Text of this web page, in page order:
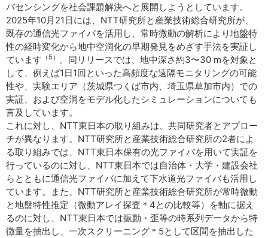
バセンシングを社会課題解決へと展開しようとしています。
2025年10月21日には、NTT研究所と産業技術総合研究所が、
既存の通信光ファイバを活用し、常時微動の解析により地盤特
性の経時変化から地中空洞化の早期発見をめざす手法を実証し
ています （5） 。同リリースでは、地中深さ約3〜30 mを対象と
して、例えば1日1回といった高頻度な遠隔モニタリングの可能
性や、実験エリア（茨城県つくば市内、埼玉県草加市内）での
実証、および空洞をモデル化したシミュレーションについても
言及しています。
これに対し、NTT東日本の取り組みは、共同研究者とアプロー
チが異なります。NTT研究所と産業技術総合研究所の2者によ
る取り組みでは、NTT東日本保有の光ファイバを用いて実証を
行っているのに対し、NTT東日本では自治体・大学・建設会社
らとともに通信光ファイバに加えて下水道光ファイバも活用し
ています。また、NTT研究所と産業技術総合研究所が常時微動
と地盤特性推定（微動アレイ探査＊4との比較等）を軸に据え
るのに対し、NTT東日本では振動・歪等の時系列データから特
徴量を抽出し、一次スクリーニング＊5として区間を抽出した